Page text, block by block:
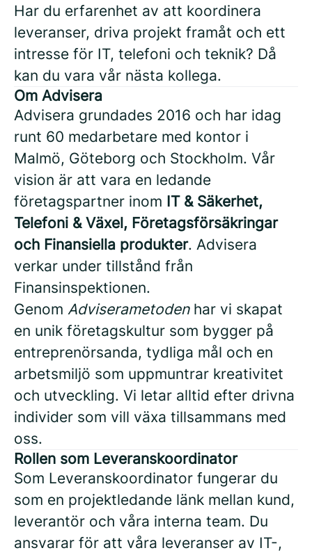
Har du erfarenhet av att koordinera
leveranser, driva projekt framåt och ett
intresse för IT, telefoni och teknik? Då
kan du vara vår nästa kollega.
Om Advisera
Advisera grundades 2016 och har idag
runt 60 medarbetare med kontor i
Malmö, Göteborg och Stockholm. Vår
vision är att vara en ledande
företagspartner inom IT & Säkerhet,
Telefoni & Växel, Företagsförsäkringar
och Finansiella produkter. Advisera
verkar under tillstånd från
Finansinspektionen.
Genom Adviserametodenhar vi skapat
en unik företagskultur som bygger på
entreprenörsanda, tydliga mål och en
arbetsmiljö som uppmuntrar kreativitet
och utveckling. Vi letar alltid efter drivna
individer som vill växa tillsammans med
oss.
Rollen som Leveranskoordinator
Som Leveranskoordinator fungerar du
som en projektledande länk mellan kund,
leverantör och våra interna team. Du
ansvarar för att våra leveranser av IT-,